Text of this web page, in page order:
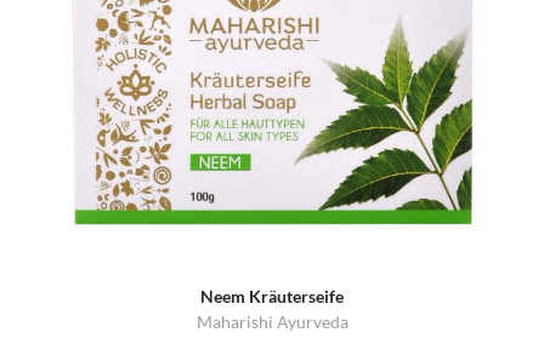
Neem Kräuterseife
Maharishi Ayurveda